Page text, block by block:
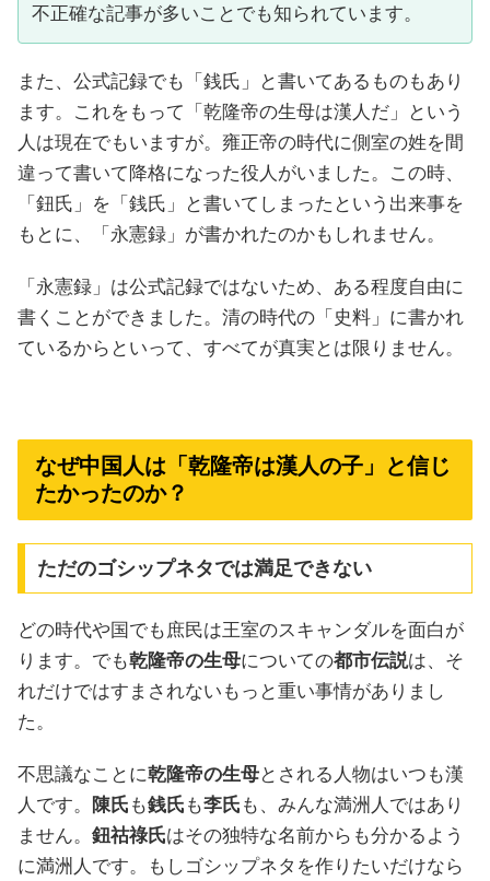
不正確な記事が多いことでも知られています。
また、公式記録でも「銭氏」と書いてあるものもあり
ます。これをもって「乾隆帝の生母は漢人だ」という
人は現在でもいますが。雍正帝の時代に側室の姓を間
違って書いて降格になった役人がいました。この時、
「鈕氏」を「銭氏」と書いてしまったという出来事を
もとに、「永憲録」が書かれたのかもしれません。
「永憲録」は公式記録ではないため、ある程度自由に
書くことができました。清の時代の「史料」に書かれ
ているからといって、すべてが真実とは限りません。
なぜ中国人は「乾隆帝は漢人の子」と信じ
たかったのか？
ただのゴシップネタでは満足できない
どの時代や国でも庶民は王室のスキャンダルを面白が
ります。でも乾隆帝の生母についての都市伝説は、そ
れだけではすまされないもっと重い事情がありまし
た。
不思議なことに乾隆帝の生母とされる人物はいつも漢
人です。
陳氏 も銭氏 も李氏 も、みんな満洲人ではあり
ません。 鈕祜祿氏はその独特な名前からも分かるよう
に満洲人です。もしゴシップネタを作りたいだけなら